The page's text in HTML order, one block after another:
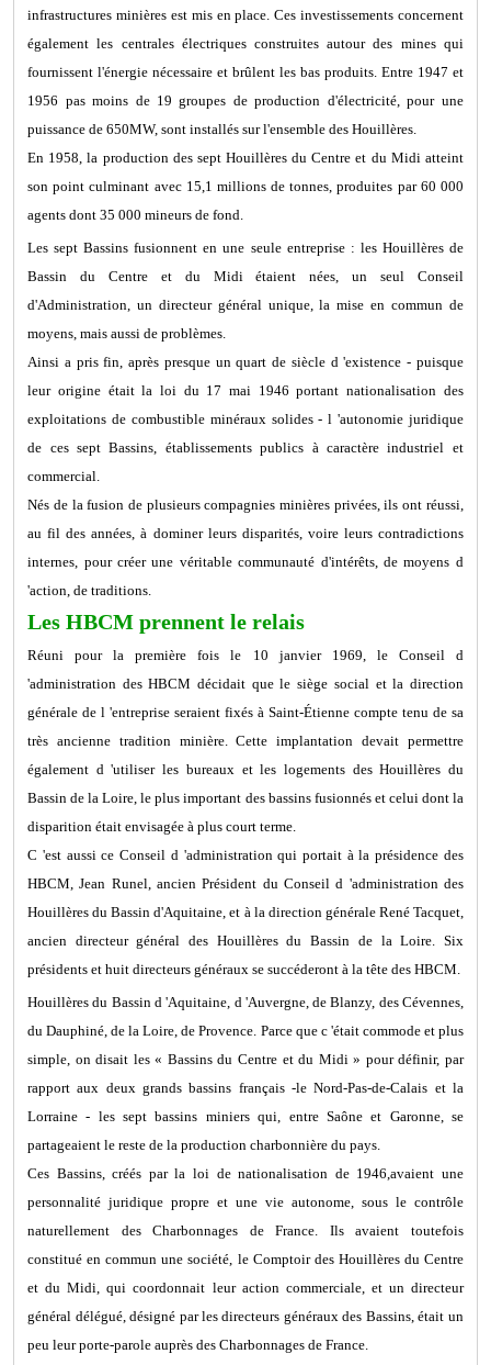
infrastructures minières est mis en place. Ces investissements concernent
également les centrales électriques construites autour des mines qui
fournissent l'énergie nécessaire et brûlent les bas produits. Entre 1947 et
1956 pas moins de 19 groupes de production d'électricité, pour une
puissance de 650MW, sont installés sur l'ensemble des Houillères.
En 1958, la production des sept Houillères du Centre et du Midi atteint
son point culminant avec 15,1 millions de tonnes, produites par 60 000
agents dont 35 000 mineurs de fond.
Les sept Bassins fusionnent en une seule entreprise : les Houillères de
Bassin du Centre et du Midi étaient nées, un seul Conseil
d'Administration, un directeur général unique, la mise en commun de
moyens, mais aussi de problèmes.
Ainsi a pris fin, après presque un quart de siècle d 'existence - puisque
leur origine était la loi du 17 mai 1946 portant nationalisation des
exploitations de combustible minéraux solides - l 'autonomie juridique
de ces sept Bassins, établissements publics à caractère industriel et
commercial.
Nés de la fusion de plusieurs compagnies minières privées, ils ont réussi,
au fil des années, à dominer leurs disparités, voire leurs contradictions
internes, pour créer une véritable communauté d'intérêts, de moyens d
'action, de traditions.
Les HBCM prennent le relais
Réuni pour la première fois le 10 janvier 1969, le Conseil d
'administration des HBCM décidait que le siège social et la direction
générale de l 'entreprise seraient fixés à Saint-Étienne compte tenu de sa
très ancienne tradition minière. Cette implantation devait permettre
également d 'utiliser les bureaux et les logements des Houillères du
Bassin de la Loire, le plus important des bassins fusionnés et celui dont la
disparition était envisagée à plus court terme.
C 'est aussi ce Conseil d 'administration qui portait à la présidence des
HBCM, Jean Runel, ancien Président du Conseil d 'administration des
Houillères du Bassin d'Aquitaine, et à la direction générale René Tacquet,
ancien directeur général des Houillères du Bassin de la Loire. Six
présidents et huit directeurs généraux se succéderont à la tête des HBCM.
Houillères du Bassin d 'Aquitaine, d 'Auvergne, de Blanzy, des Cévennes,
du Dauphiné, de la Loire, de Provence. Parce que c 'était commode et plus
simple, on disait les « Bassins du Centre et du Midi » pour définir, par
rapport aux deux grands bassins français -le Nord-Pas-de-Calais et la
Lorraine - les sept bassins miniers qui, entre Saône et Garonne, se
partageaient le reste de la production charbonnière du pays.
Ces Bassins, créés par la loi de nationalisation de 1946,avaient une
personnalité juridique propre et une vie autonome, sous le contrôle
naturellement des Charbonnages de France. Ils avaient toutefois
constitué en commun une société, le Comptoir des Houillères du Centre
et du Midi, qui coordonnait leur action commerciale, et un directeur
général délégué, désigné par les directeurs généraux des Bassins, était un
peu leur porte-parole auprès des Charbonnages de France.